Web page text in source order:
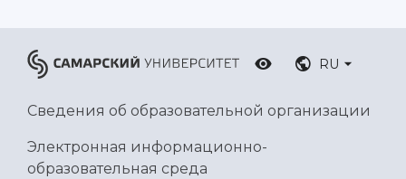
RU
Сведения об образовательной организации
Электронная информационно-
образовательная среда